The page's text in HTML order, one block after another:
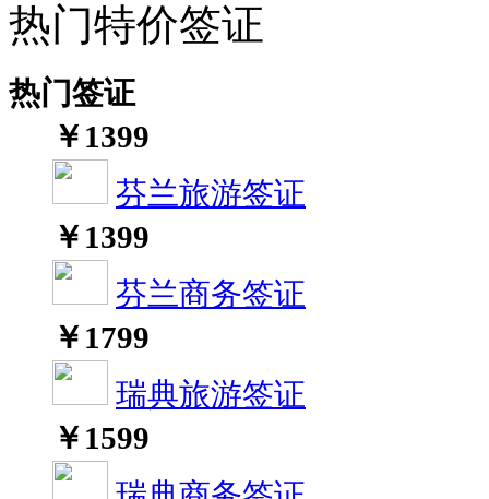
热门特价签证
热门签证
￥1399
芬兰旅游签证
￥1399
芬兰商务签证
￥1799
瑞典旅游签证
￥1599